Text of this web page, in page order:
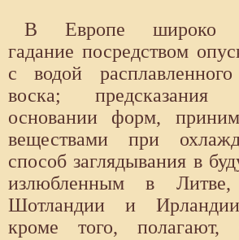
В Европе широко
гадание посредством
с водой
воска;
основании форм,
веществами при
способ заглядывания в
излюбленным в
Шотландии и
кроме того, полагают,